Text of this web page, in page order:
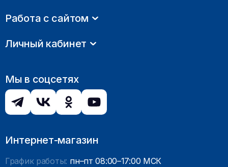
Работа с сайтом
Личный кабинет
Мы в соцсетях
Интернет-магазин
График работы: пн–пт 08:00–17:00 МСК